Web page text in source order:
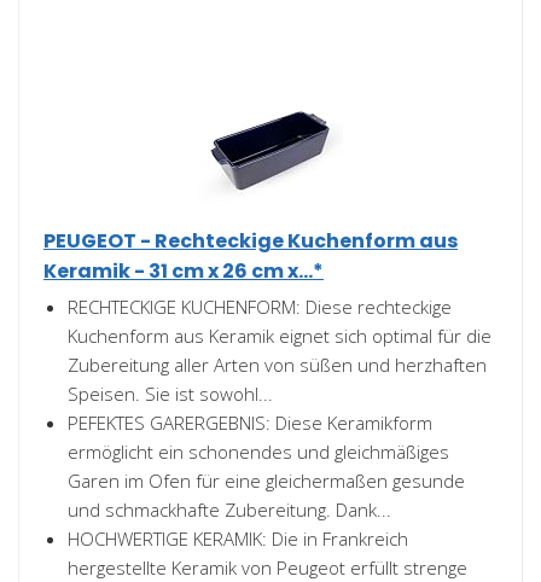
PEUGEOT - Rechteckige Kuchenform aus
Keramik - 31 cm x 26 cm x...*
RECHTECKIGE KUCHENFORM: Diese rechteckige
Kuchenform aus Keramik eignet sich optimal für die
Zubereitung aller Arten von süßen und herzhaften
Speisen. Sie ist sowohl...
PEFEKTES GARERGEBNIS: Diese Keramikform
ermöglicht ein schonendes und gleichmäßiges
Garen im Ofen für eine gleichermaßen gesunde
und schmackhafte Zubereitung. Dank...
HOCHWERTIGE KERAMIK: Die in Frankreich
hergestellte Keramik von Peugeot erfüllt strenge